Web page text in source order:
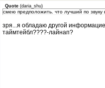
Quote (daria_shu)
смею предположить. что лучший по звуку
зря...я обладаю другой
таймтейбл????-лайнап?